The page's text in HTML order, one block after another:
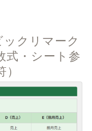
ックリマーク
式・シート参